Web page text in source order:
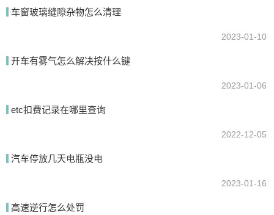
提交
车窗玻璃缝隙杂物怎么清理
2023-01-10
开车有雾气怎么解决按什么键
2023-01-06
etc扣费记录在哪里查询
2022-12-05
汽车停放几天电瓶没电
2023-01-16
高速逆行怎么处罚